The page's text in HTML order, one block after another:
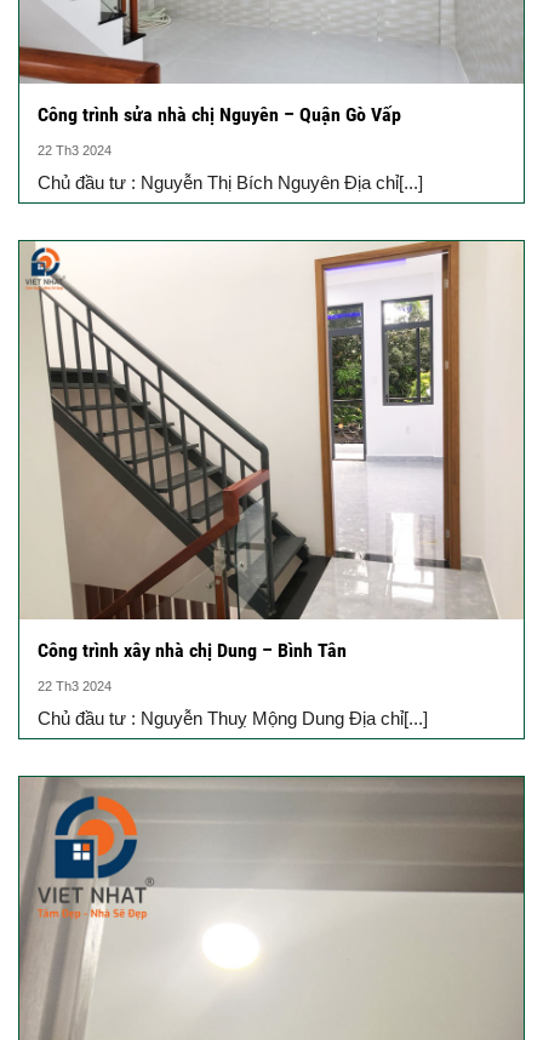
Công trình sửa nhà chị Nguyên – Quận Gò Vấp
22 Th3 2024
Chủ đầu tư : Nguyễn Thị Bích Nguyên Địa chỉ[...]
Công trình xây nhà chị Dung – Bình Tân
22 Th3 2024
Chủ đầu tư : Nguyễn Thuỵ Mộng Dung Địa chỉ[...]